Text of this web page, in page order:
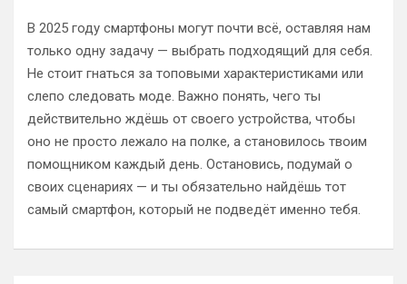
В 2025 году смартфоны могут почти всё, оставляя нам
только одну задачу — выбрать подходящий для себя.
Не стоит гнаться за топовыми характеристиками или
слепо следовать моде. Важно понять, чего ты
действительно ждёшь от своего устройства, чтобы
оно не просто лежало на полке, а становилось твоим
помощником каждый день. Остановись, подумай о
своих сценариях — и ты обязательно найдёшь тот
самый смартфон, который не подведёт именно тебя.